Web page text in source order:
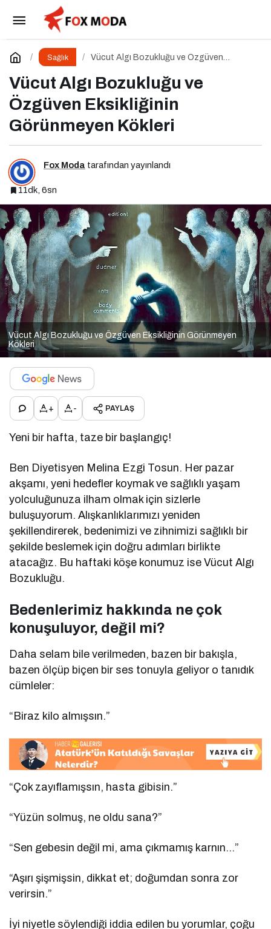
Sağlık
Vücut Algı Bozukluğu ve Özgüven
Vücut Algı Bozukluğu ve
Özgüven Eksikliğinin
Görünmeyen Kökleri
Fox Moda tarafından yayınlandı
11dk, 6sn
Vücut Algı Bozukluğu ve Özgüven Eksikliğinin Görünmeyen
Kökleri
+ - PAYLAŞ
Yeni bir hafta, taze bir başlangıç!
Ben Diyetisyen Melina Ezgi Tosun. Her pazar
akşamı, yeni hedefler koymak ve sağlıklı yaşam
yolculuğunuza ilham olmak için sizlerle
buluşuyorum. Alışkanlıklarımızı yeniden
şekillendirerek, bedenimizi ve zihnimizi sağlıklı bir
şekilde beslemek için doğru adımları birlikte
atacağız. Bu haftaki köşe konumuz ise Vücut Algı
Bozukluğu.
Bedenlerimiz hakkında ne çok
konuşuluyor, değil mi?
Daha selam bile verilmeden, bazen bir bakışla,
bazen ölçüp biçen bir ses tonuyla geliyor o tanıdık
cümleler:
“Biraz kilo almışsın.”
“Çok zayıflamışsın, hasta gibisin.”
“Yüzün solmuş, ne oldu sana?”
“Sen gebesin değil mi, ama çıkmamış karnın…”
“Aşırı şişmişsin, dikkat et; doğumdan sonra zor
verirsin.”
İyi niyetle söylendiği iddia edilen bu yorumlar, çoğu
Beyin Sağlığınızı Korumak İçin
Uygulayabileceğiniz 7 Etkili Yöntem
Yorum Yap